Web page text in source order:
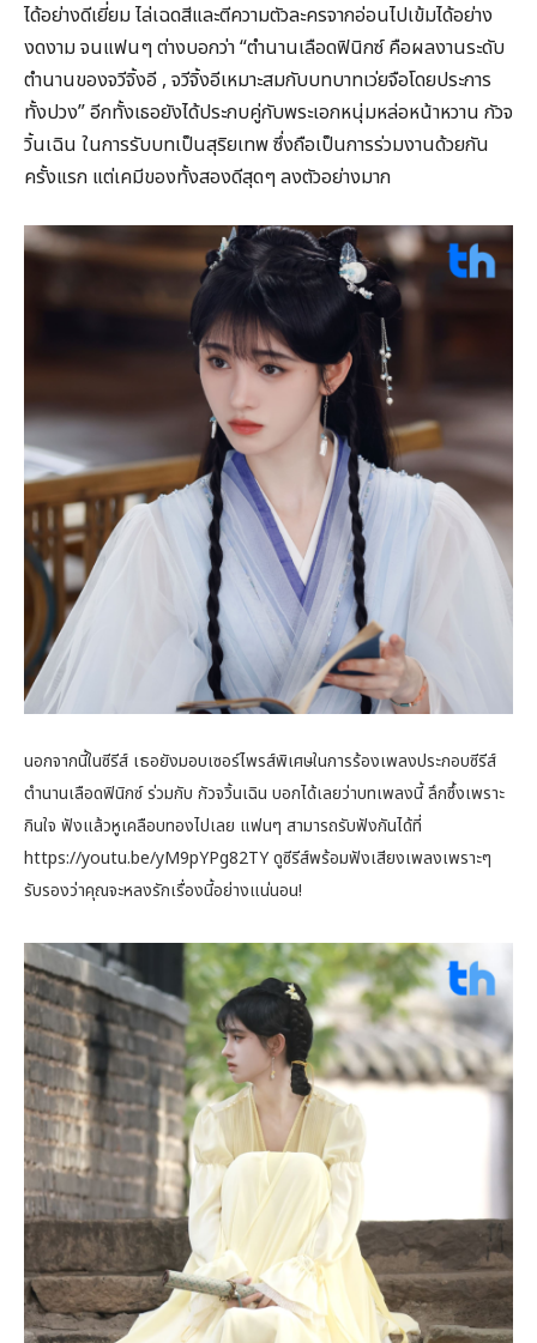
ได้อย่างดีเยี่ยม ไล่เฉดสีและตีความตัวละครจากอ่อนไปเข้มได้อย่าง
งดงาม จนแฟนๆ ต่างบอกว่า “ตำนานเลือดฟินิกซ์ คือผลงานระดับ
ตำนานของจวีจิ้งอี , จวีจิ้งอีเหมาะสมกับบทบาทเว่ยจือโดยประการ
ทั้งปวง” อีกทั้งเธอยังได้ประกบคู่กับพระเอกหนุ่มหล่อหน้าหวาน กัวจ
วิ้นเฉิน ในการรับบทเป็นสุริยเทพ ซึ่งถือเป็นการร่วมงานด้วยกัน
ครั้งแรก แต่เคมีของทั้งสองดีสุดๆ ลงตัวอย่างมาก
นอกจากนี้ในซีรีส์ เธอยังมอบเซอร์ไพรส์พิเศษในการร้องเพลงประกอบซีรีส์
ตำนานเลือดฟินิกซ์ ร่วมกับ กัวจวิ้นเฉิน บอกได้เลยว่าบทเพลงนี้ ลึกซึ้งเพราะ
กินใจ ฟังแล้วหูเคลือบทองไปเลย แฟนๆ สามารถรับฟังกันได้ที่
https://youtu.be/yM9pYPg82TY ดูซีรีส์พร้อมฟังเสียงเพลงเพราะๆ
รับรองว่าคุณจะหลงรักเรื่องนี้อย่างแน่นอน!